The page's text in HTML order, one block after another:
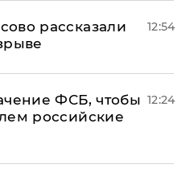
рассказали
12:54
ФСБ, чтобы
российские
12:24